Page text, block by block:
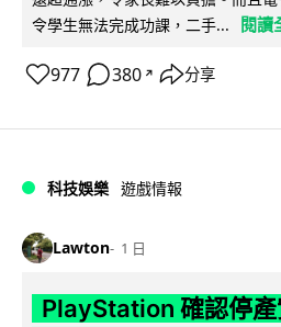
令學生無法完成功課，二手...
閱讀
977 380 ↗ 分享
科技娛樂 遊戲情報
Lawton 1 日
PlayStation 確認停